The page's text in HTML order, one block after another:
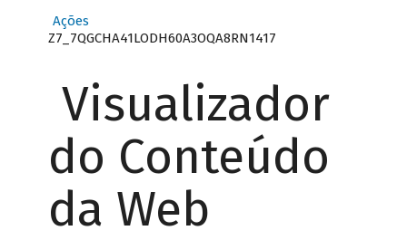
Ações
Z7_7QGCHA41LODH60A3OQA8RN1417
Visualizador
do Conteúdo
da Web